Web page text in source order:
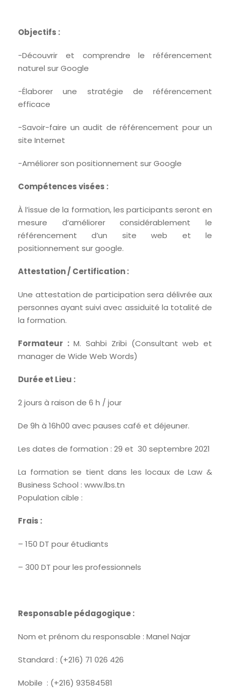
Objectifs :
-Découvrir et comprendre le référencement
naturel sur Google
-Élaborer une stratégie de référencement
efficace
-Savoir-faire un audit de référencement pour un
site Internet
-Améliorer son positionnement sur Google
Compétences visées :
À l’issue de la formation, les participants seront en
mesure d’améliorer considérablement le
référencement d’un site web et le
positionnement sur google.
Attestation / Certification :
Une attestation de participation sera délivrée aux
personnes ayant suivi avec assiduité la totalité de
la formation.
Formateur :M. Sahbi Zribi (Consultant web et
manager de Wide Web Words)
Durée et Lieu :
2 jours à raison de 6 h / jour
De 9h à 16h00 avec pauses café et déjeuner.
Les dates de formation : 29 et 30 septembre 2021
La formation se tient dans les locaux de Law &
Business School : www.lbs.tn
Population cible :
Frais :
– 150 DT pour étudiants
– 300 DT pour les professionnels
Responsable pédagogique :
Nom et prénom du responsable : Manel Najar
Standard : (+216) 71 026 426
Mobile : (+216) 93584581